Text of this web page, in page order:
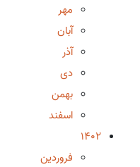
مهر
آبان
آذر
دی
بهمن
اسفند
1402
فروردین